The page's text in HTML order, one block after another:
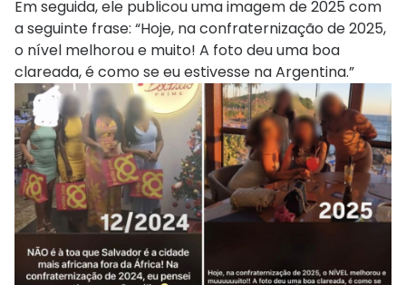
Em seguida, ele publicou uma imagem de 2025 com
a seguinte frase: “Hoje, na confraternização de 2025,
o nível melhorou e muito! A foto deu uma boa
clareada, é como se eu estivesse na Argentina.”